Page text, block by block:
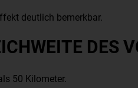
deutlich bemerkbar.
DES
50 Kilometer.